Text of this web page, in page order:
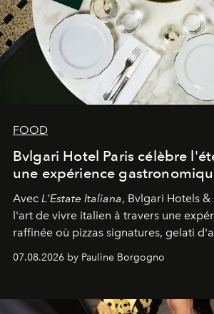
FOOD
Bvlgari Hotel Paris célèbre
une expérience
Avec L'Estate Italiana, Bvlgari Hotels
l'art de vivre italien à travers une
raffinée où pizzas signatures, gelati
07.08.2026 by Pauline Borgogno